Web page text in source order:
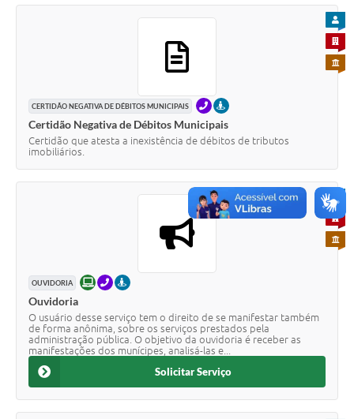
Serviços Online
CERTIDÃO NEGATIVA DE DÉBITOS MUNICIPAIS TELEFONEPRESENCIAL
Certidão Negativa de Débitos Municipais
Certidão que atesta a inexistência de débitos de tributos
imobiliários.
PARA
PARA
OUVIDORIA ONLINETELEFONEPRESENCIAL
Ouvidoria
O usuário desse serviço tem o direito de se manifestar também
de forma anônima, sobre os serviços prestados pela
administração pública. O objetivo da ouvidoria é receber as
manifestações dos munícipes, analisá-las e...
PARA
PARA
PARA
Solicitar Serviço